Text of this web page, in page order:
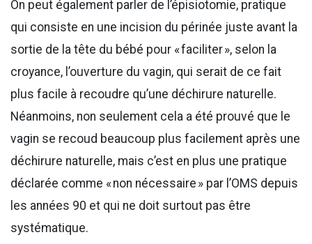
On peut également parler de l’épisiotomie, pratique
qui consiste en une incision du périnée juste avant la
sortie de la tête du bébé pour « faciliter », selon la
croyance, l’ouverture du vagin, qui serait de ce fait
plus facile à recoudre qu’une déchirure naturelle.
Néanmoins, non seulement cela a été prouvé que le
vagin se recoud beaucoup plus facilement après une
déchirure naturelle, mais c’est en plus une pratique
déclarée comme « non nécessaire » par l’OMS depuis
les années 90 et qui ne doit surtout pas être
systématique.